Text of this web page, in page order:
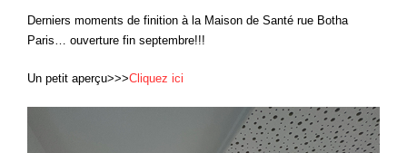
Derniers moments de finition à la Maison de Santé rue Botha
Paris… ouverture fin septembre!!!
Un petit aperçu>>>Cliquez ici